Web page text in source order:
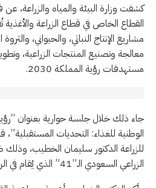
كشفت وزارة البيئة والمياه والزراعة،
مشاريع الإنتاج النباتي، والحيواني،
معالجة وتصنيع المنتجات الزراعية،
مستهدفات رؤية المملكة 2030.
الوطنية للغذاء: التحديات المستقبلية”،
للزراعة الدكتور سليمان الخطيب،
الزراعي السعودي الـ”41” الذي يُقام في الرياض.